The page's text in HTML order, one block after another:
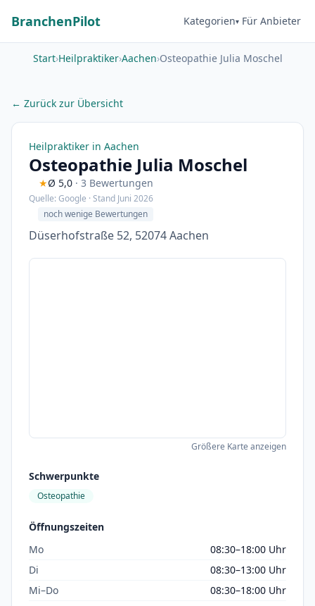
BranchenPilot Kategorien Für Anbieter
Start›Heilpraktiker›Aachen›Osteopathie Julia Moschel
← Zurück zur Übersicht
Heilpraktiker in Aachen
Osteopathie Julia Moschel
★Ø 5,0 · 3 Bewertungen
Quelle: Google · Stand Juni 2026
noch wenige Bewertungen
Düserhofstraße 52, 52074 Aachen
Größere Karte anzeigen
Schwerpunkte
Osteopathie
Öffnungszeiten
Mo
08:30–18:00 Uhr
Di
08:30–13:00 Uhr
Mi–Do
08:30–18:00 Uhr